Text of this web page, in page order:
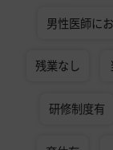
男性医師に
残業なし
研修制度有